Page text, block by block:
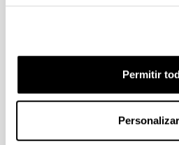
Permitir
Personalizar
medicamentos
farmacéutico y biotecnológico
diversas instituciones
internacionales.